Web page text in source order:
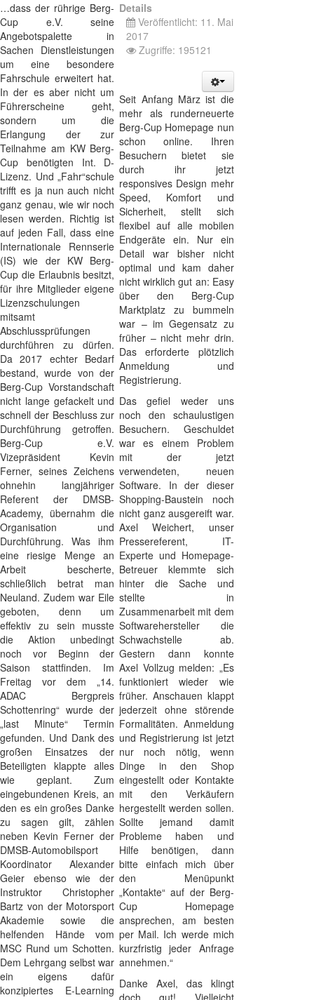
…dass der rührige Berg-
Cup e.V. seine
Angebotspalette in
Sachen Dienstleistungen
um eine besondere
Fahrschule erweitert hat.
In der es aber nicht um
Führerscheine geht,
sondern um die
Erlangung der zur
Teilnahme am KW Berg-
Cup benötigten Int. D-
Lizenz. Und „Fahr“schule
trifft es ja nun auch nicht
ganz genau, wie wir noch
lesen werden. Richtig ist
auf jeden Fall, dass eine
Internationale Rennserie
(IS) wie der KW Berg-
Cup die Erlaubnis besitzt,
für ihre Mitglieder eigene
Lizenzschulungen
mitsamt
Abschlussprüfungen
durchführen zu dürfen.
Da 2017 echter Bedarf
bestand, wurde von der
Berg-Cup Vorstandschaft
nicht lange gefackelt und
schnell der Beschluss zur
Durchführung getroffen.
Berg-Cup e.V.
Vizepräsident Kevin
Ferner, seines Zeichens
ohnehin langjähriger
Referent der DMSB-
Academy, übernahm die
Organisation und
Durchführung. Was ihm
eine riesige Menge an
Arbeit bescherte,
schließlich betrat man
Neuland. Zudem war Eile
geboten, denn um
effektiv zu sein musste
die Aktion unbedingt
noch vor Beginn der
Saison stattfinden. Im
Freitag vor dem „14.
ADAC Bergpreis
Schottenring“ wurde der
„last Minute“ Termin
gefunden. Und Dank des
großen Einsatzes der
Beteiligten klappte alles
wie geplant. Zum
eingebundenen Kreis, an
den es ein großes Danke
zu sagen gilt, zählen
neben Kevin Ferner der
DMSB-Automobilsport
Koordinator Alexander
Geier ebenso wie der
Instruktor Christopher
Bartz von der Motorsport
Akademie sowie die
helfenden Hände vom
MSC Rund um Schotten.
Dem Lehrgang selbst war
ein eigens dafür
konzipiertes E-Learning
Details
Veröffentlicht: 11. Mai
2017
Zugriffe: 195121
Seit Anfang März ist die
mehr als runderneuerte
Berg-Cup Homepage nun
schon online. Ihren
Besuchern bietet sie
durch ihr jetzt
responsives Design mehr
Speed, Komfort und
Sicherheit, stellt sich
flexibel auf alle mobilen
Endgeräte ein. Nur ein
Detail war bisher nicht
optimal und kam daher
nicht wirklich gut an: Easy
über den Berg-Cup
Marktplatz zu bummeln
war – im Gegensatz zu
früher – nicht mehr drin.
Das erforderte plötzlich
Anmeldung und
Registrierung.
Das gefiel weder uns
noch den schaulustigen
Besuchern. Geschuldet
war es einem Problem
mit der jetzt
verwendeten, neuen
Software. In der dieser
Shopping-Baustein noch
nicht ganz ausgereift war.
Axel Weichert, unser
Pressereferent, IT-
Experte und Homepage-
Betreuer klemmte sich
hinter die Sache und
stellte in
Zusammenarbeit mit dem
Softwarehersteller die
Schwachstelle ab.
Gestern dann konnte
Axel Vollzug melden: „Es
funktioniert wieder wie
früher. Anschauen klappt
jederzeit ohne störende
Formalitäten. Anmeldung
und Registrierung ist jetzt
nur noch nötig, wenn
Dinge in den Shop
eingestellt oder Kontakte
mit den Verkäufern
hergestellt werden sollen.
Sollte jemand damit
Probleme haben und
Hilfe benötigen, dann
bitte einfach mich über
den Menüpunkt
„Kontakte“ auf der Berg-
Cup Homepage
ansprechen, am besten
per Mail. Ich werde mich
kurzfristig jeder Anfrage
annehmen.“
Danke Axel, das klingt
doch gut! Vielleicht